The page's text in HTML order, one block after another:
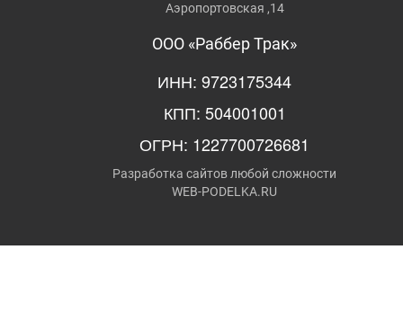
Аэропортовская ,14
ООО «Раббер Трак»
ИНН: 9723175344
КПП: 504001001
ОГРН: 1227700726681
Разработка сайтов любой сложности
WEB-PODELKA.RU